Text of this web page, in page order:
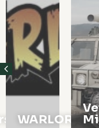
WARLORD